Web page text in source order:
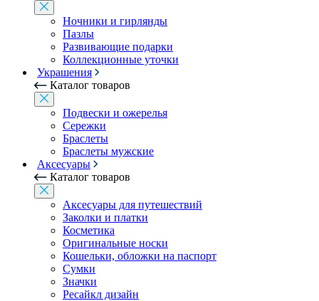
Ночники и гирлянды
Пазлы
Развивающие подарки
Коллекционные уточки
Украшения
Каталог товаров
Подвески и ожерелья
Сережки
Браслеты
Браслеты мужские
Аксесуары
Каталог товаров
Аксесуары для путешествий
Заколки и платки
Косметика
Оригинальные носки
Кошельки, обложки на паспорт
Сумки
Значки
Ресайкл дизайн